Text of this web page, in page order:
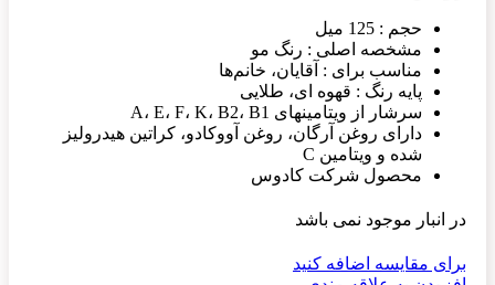
حجم : 125 میل
مشخصه اصلی : رنگ مو
مناسب برای : آقایان، خانم‌ها
پایه رنگ : قهوه ای، طلایی
سرشار از ویتامینهای A، E، F، K، B2، B1
دارای روغن آرگان، روغن آووکادو، کراتین هیدرولیز
شده و ویتامین C
محصول شرکت کادوس
در انبار موجود نمی باشد
برای مقایسه اضافه کنید